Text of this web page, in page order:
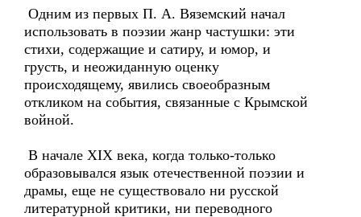
Одним из первых П. А. Вяземский начал
использовать в поэзии жанр частушки: эти
стихи, содержащие и сатиру, и юмор, и
грусть, и неожиданную оценку
происходящему, явились своеобразным
откликом на события, связанные с Крымской
войной.
В начале XIX века, когда только-только
образовывался язык отечественной поэзии и
драмы, еще не существовало ни русской
литературной критики, ни переводного